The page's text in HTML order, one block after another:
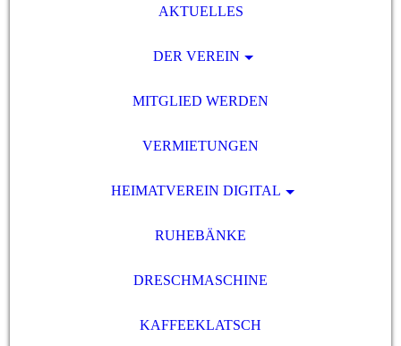
AKTUELLES
DER VEREIN
MITGLIED WERDEN
VERMIETUNGEN
HEIMATVEREIN DIGITAL
RUHEBÄNKE
DRESCHMASCHINE
KAFFEEKLATSCH